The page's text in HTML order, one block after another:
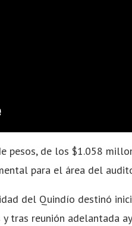
pesos, de los $1.058
para el área del
del Quindío destinó
tras reunión adelantada